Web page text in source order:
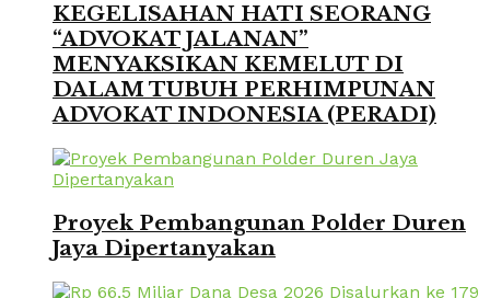
KEGELISAHAN HATI SEORANG
“ADVOKAT JALANAN”
MENYAKSIKAN KEMELUT DI
DALAM TUBUH PERHIMPUNAN
ADVOKAT INDONESIA (PERADI)
Proyek Pembangunan Polder Duren
Jaya Dipertanyakan